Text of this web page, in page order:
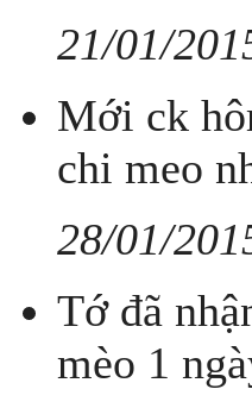
21/01/
Mới ck
chi meo
28/01/
Tớ đã
mèo 1